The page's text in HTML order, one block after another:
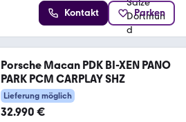
Kontakt Parken
Porsche Macan PDK BI-XEN PANO
PARK PCM CARPLAY SHZ
Lieferung möglich
32.990 €